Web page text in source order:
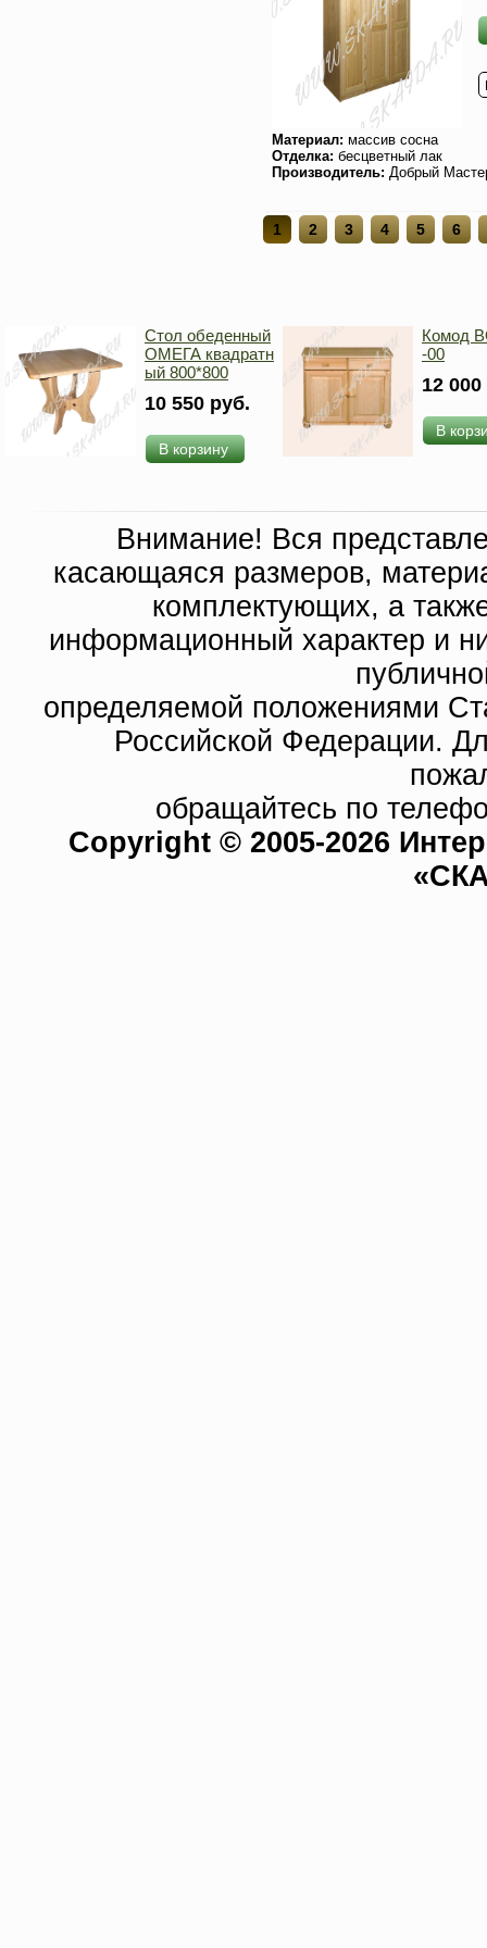
Материал: массив сосна
Отделка: бесцветный лак
Производитель: Добрый
1 2 3 4 5 6
Стол обеденный
ОМЕГА квадратн
ый 800*800
10 550 руб.
В корзину
Комод
-00
12
В
Внимание! Вся
касающаяся размеров,
комплектующих, а
информационный характер и
определяемой положениями
Российской Федерации.
обращайтесь по
Copyright © 2005-2026